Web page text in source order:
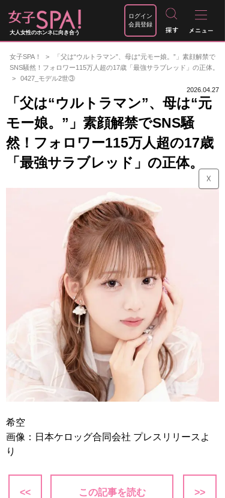
大人女性のホンネに向き合う
ログイン
会員登録
女子SPA！
「父は“ウルトラマン”、母は“元モー娘。”」素顔解禁で
SNS騒然！フォロワー115万人超の17歳「最強サラブレッド」の正体。
0427_モデル2世③
2026.04.27
「父は“ウルトラマン”、母は“元
モー娘。”」素顔解禁でSNS騒
然！フォロワー115万人超の17歳
「最強サラブレッド」の正体。
☓
希空
画像：日本ケロッグ合同会社 プレスリリースよ
り
<< この記事を読む >>